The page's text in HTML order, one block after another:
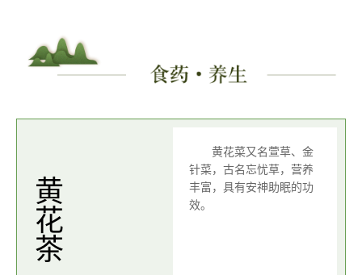
黄花茶
黄花菜又名萱草、金
针菜，古名忘忧草，营养
丰富，具有安神助眠的功
效。